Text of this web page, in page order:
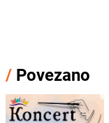
/ Povezano